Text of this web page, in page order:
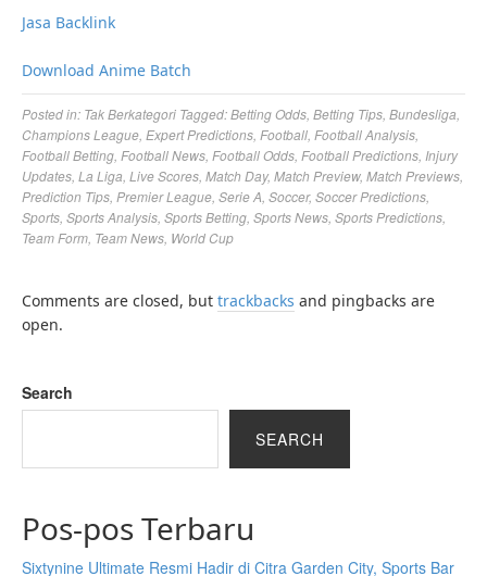
Jasa Backlink
Download Anime Batch
Posted in: Tak Berkategori Tagged:Betting Odds Betting Tips Bundesliga
Champions League Expert Predictions Football Football Analysis
Football Betting Football News Football Odds Football Predictions Injury
Updates La Liga Live Scores Match Day, Match Preview, Match Previews
Prediction Tips Premier League Serie A Soccer, Soccer Predictions
Sports Sports Analysis Sports Betting Sports News Sports Predictions
Team Form Team News World Cup
Comments are closed, but trackbacks and pingbacks are
open.
Search
SEARCH
Pos-pos Terbaru
Sixtynine Ultimate Resmi Hadir di Citra Garden City, Sports Bar